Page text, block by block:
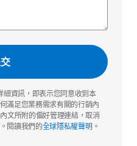
資訊，即表示您同意收到本
滿足您業務需求有關的行銷內
文所附的偏好管理連結，取消
閱讀我們的全球隱私權聲明。